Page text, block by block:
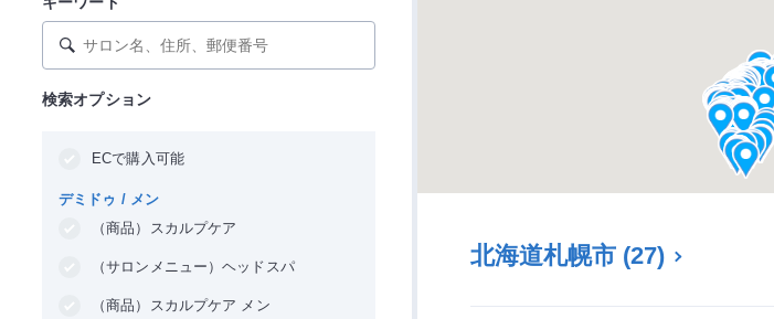
北海道札幌市 (27)
検索オプション
ECで購入可能
デミドゥ / メン
（商品）スカルプケア
（サロンメニュー）ヘッドスパ
（商品）スカルプケア メン